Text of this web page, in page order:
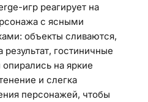
игр реагирует на
с ясными
объекты сливаются,
гостиничные
на яркие
и слегка
персонажей, чтобы